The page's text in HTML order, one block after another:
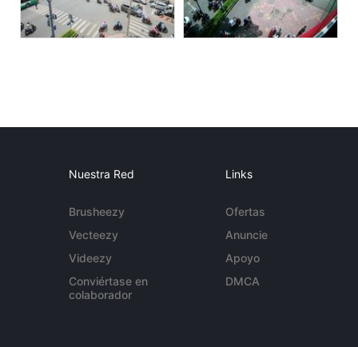
Nuestra Red
Brusheezy
Vecteezy
Videezy
Conviértase en
colaborador
Links
Ofertas
Anuncie
Apoyo
DMCA